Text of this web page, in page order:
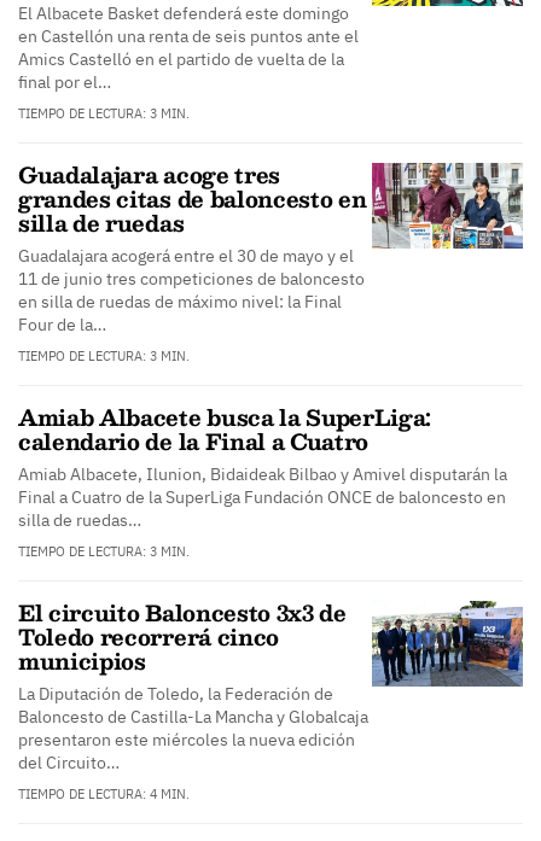
El Albacete Basket defenderá este domingo
en Castellón una renta de seis puntos ante el
Amics Castelló en el partido de vuelta de la
final por el…
TIEMPO DE LECTURA: 3 MIN.
Guadalajara acoge tres
grandes citas de baloncesto en
silla de ruedas
Guadalajara acogerá entre el 30 de mayo y el
11 de junio tres competiciones de baloncesto
en silla de ruedas de máximo nivel: la Final
Four de la…
TIEMPO DE LECTURA: 3 MIN.
Amiab Albacete busca la SuperLiga:
calendario de la Final a Cuatro
Amiab Albacete, Ilunion, Bidaideak Bilbao y Amivel disputarán la
Final a Cuatro de la SuperLiga Fundación ONCE de baloncesto en
silla de ruedas…
TIEMPO DE LECTURA: 3 MIN.
El circuito Baloncesto 3x3 de
Toledo recorrerá cinco
municipios
La Diputación de Toledo, la Federación de
Baloncesto de Castilla-La Mancha y Globalcaja
presentaron este miércoles la nueva edición
del Circuito…
TIEMPO DE LECTURA: 4 MIN.